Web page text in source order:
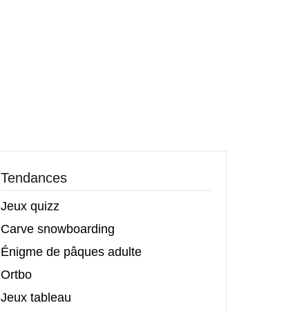
Tendances
Jeux quizz
Carve snowboarding
Énigme de pâques adulte
Ortbo
Jeux tableau